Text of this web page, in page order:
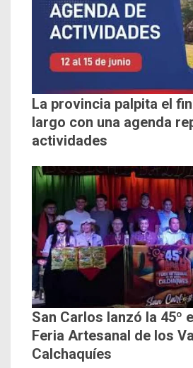
La provincia palpita el
largo con una agenda
actividades
San Carlos lanzó la 45º
Feria Artesanal de los
Calchaquíes